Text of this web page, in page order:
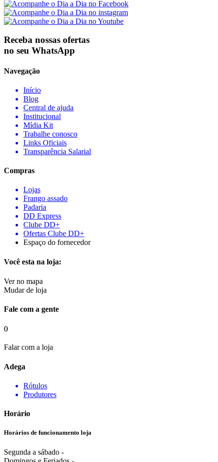
Receba nossas ofertas
no seu WhatsApp
Navegação
Início
Blog
Central de ajuda
Institucional
Mídia Kit
Trabalhe conosco
Links Oficiais
Transparência Salarial
Compras
Lojas
Frango assado
Padaria
DD Express
Clube DD+
Ofertas Clube DD+
Espaço do fornecedor
Você esta na loja:
Ver no mapa
Mudar de loja
Fale com a gente
()
Falar com a loja
Adega
Rótulos
Produtores
Horário
Horários de funcionamento loja
Segunda a sábado -